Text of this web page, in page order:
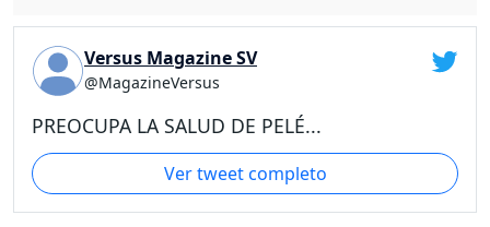
Versus Magazine SV
@MagazineVersus
PREOCUPA LA SALUD DE PELÉ...
Ver tweet completo